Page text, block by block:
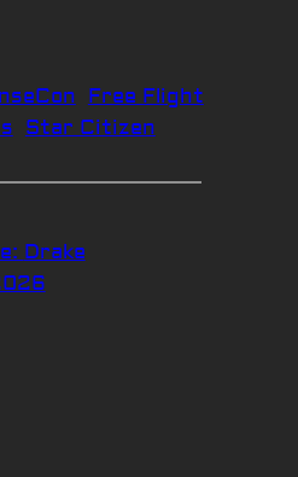
Free Flight
Star Citizen
Drake